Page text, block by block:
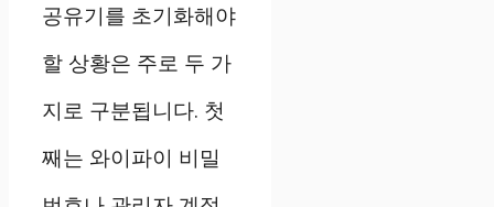
공유기를 초기화해야
할 상황은 주로 두 가
지로 구분됩니다. 첫
째는 와이파이 비밀